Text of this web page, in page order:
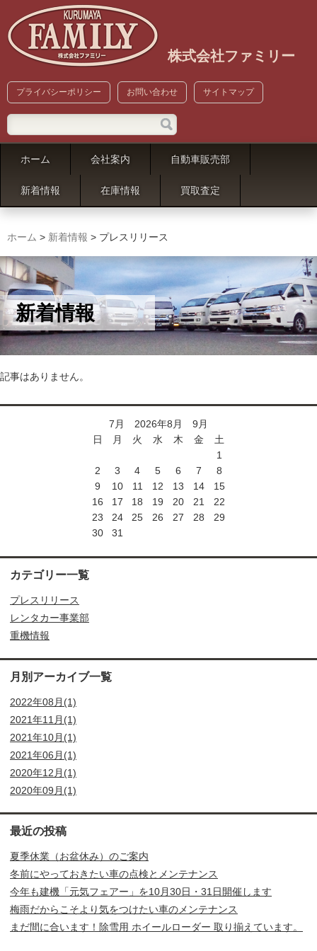
株式会社ファミリー
プライバシーポリシー お問い合わせ サイトマップ
ホーム 会社案内 自動車販売部
新着情報 在庫情報 買取査定
ホーム > 新着情報 > プレスリリース
新着情報
株式会社ファミリーの最新の情報をお届けします。
記事はありません。
7月 2026年8月 9月
日
月 火 水 木 金
土
1
2
3 4 5 6 7
8
9
10 11 12 13 14
15
16
17 18 19 20 21
22
23
24 25 26 27 28
29
30
31
カテゴリー一覧
プレスリリース
レンタカー事業部
重機情報
月別アーカイブ一覧
2022年08月(1)
2021年11月(1)
2021年10月(1)
2021年06月(1)
2020年12月(1)
2020年09月(1)
最近の投稿
夏季休業（お盆休み）のご案内
冬前にやっておきたい車の点検とメンテナンス
今年も建機「元気フェアー」を10月30日・31日開催します
梅雨だからこそより気をつけたい車のメンテナンス
まだ間に合います！除雪用 ホイールローダー 取り揃えています。